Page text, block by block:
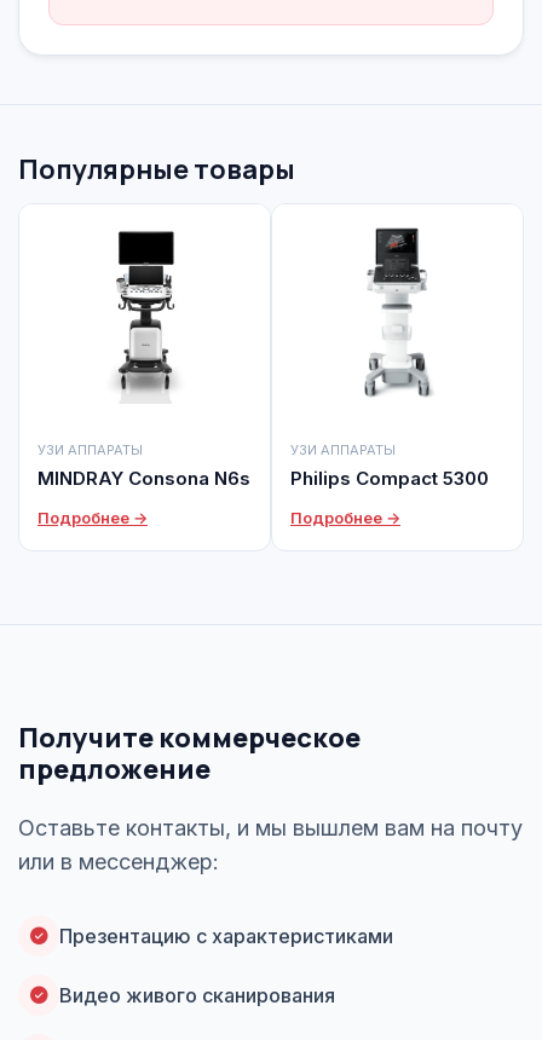
Популярные товары
УЗИ АППАРАТЫ
MINDRAY Consona N6s
Подробнее →
УЗИ АППАРАТЫ
Philips Compact 5300
Подробнее →
Получите коммерческое
предложение
Оставьте контакты, и мы вышлем вам на почту
или в мессенджер:
Презентацию с характеристиками
Видео живого сканирования